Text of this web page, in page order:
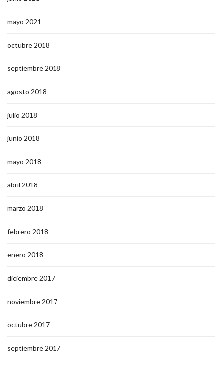
mayo 2021
octubre 2018
septiembre 2018
agosto 2018
julio 2018
junio 2018
mayo 2018
abril 2018
marzo 2018
febrero 2018
enero 2018
diciembre 2017
noviembre 2017
octubre 2017
septiembre 2017